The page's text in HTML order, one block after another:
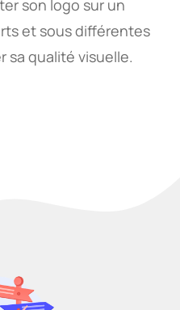
son logo sur un
et sous différentes
sa qualité visuelle.